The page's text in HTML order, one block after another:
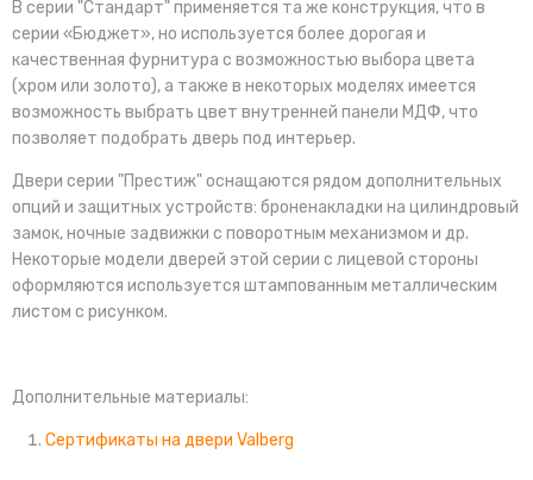
В серии "Стандарт" применяется та же конструкция, что в
серии «Бюджет», но используется более дорогая и
качественная фурнитура с возможностью выбора цвета
(хром или золото), а также в некоторых моделях имеется
возможность выбрать цвет внутренней панели МДФ, что
позволяет подобрать дверь под интерьер.
Двери серии "Престиж" оснащаются рядом дополнительных
опций и защитных устройств: броненакладки на цилиндровый
замок, ночные задвижки с поворотным механизмом и др.
Некоторые модели дверей этой серии с лицевой стороны
оформляются используется штампованным металлическим
листом с рисунком.
Дополнительные материалы:
Сертификаты на двери Valberg